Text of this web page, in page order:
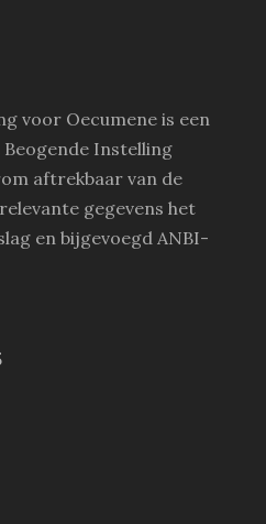
voor Oecumene is een
Instelling
aftrekbaar van de
gegevens het
en bijgevoegd ANBI-